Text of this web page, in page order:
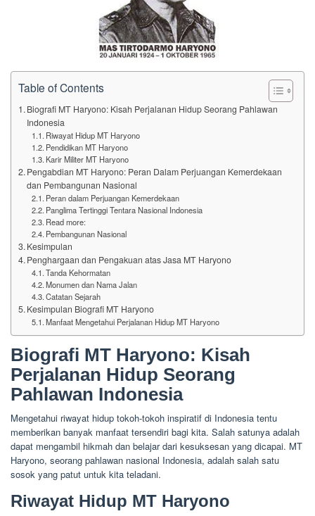
Table of Contents
Biografi MT Haryono: Kisah Perjalanan Hidup Seorang Pahlawan
Indonesia
Riwayat Hidup MT Haryono
Pendidikan MT Haryono
Karir Militer MT Haryono
Pengabdian MT Haryono: Peran Dalam Perjuangan Kemerdekaan
dan Pembangunan Nasional
Peran dalam Perjuangan Kemerdekaan
Panglima Tertinggi Tentara Nasional Indonesia
Read more:
Pembangunan Nasional
Kesimpulan
Penghargaan dan Pengakuan atas Jasa MT Haryono
Tanda Kehormatan
Monumen dan Nama Jalan
Catatan Sejarah
Kesimpulan Biografi MT Haryono
Manfaat Mengetahui Perjalanan Hidup MT Haryono
Biografi MT Haryono: Kisah
Perjalanan Hidup Seorang
Pahlawan Indonesia
Mengetahui riwayat hidup tokoh-tokoh inspiratif di Indonesia tentu
memberikan banyak manfaat tersendiri bagi kita. Salah satunya adalah
dapat mengambil hikmah dan belajar dari kesuksesan yang dicapai. MT
Haryono, seorang pahlawan nasional Indonesia, adalah salah satu
sosok yang patut untuk kita teladani.
Riwayat Hidup MT Haryono